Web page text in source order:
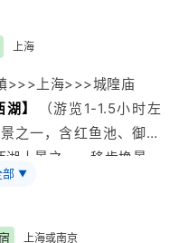
智门、佛足坛、菩提大
事表演）：华藏世界、
，十二生肖铜像；远观曼
看藏传佛教文化。参观
】，后车赴苏州（60公
）：拥有久负盛名的瑞
誉海内外的吴门古桥；
六次到访—【木渎古镇】
家花园（江南私家园林
家园林、古戏台、圣旨
1.5小时），游小莲庄—
藏书楼，古石桥群。
上海
>>> 上海>>>城隍庙
湖】
（游览1-1.5小时左
之一，含红鱼池、御碑
十景之一，移步换景，
阮墩环碧、湖心亭、孤
湖十景之一，著名赏荷
部 ▼
上海或南京